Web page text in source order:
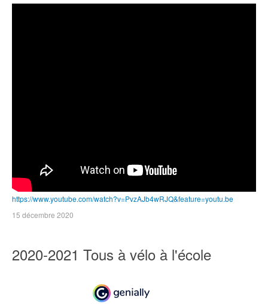
https://www.youtube.com/watch?v=PvzAJb4wRJQ&feature=youtu.be
15 décembre 2020
2020-2021 Tous à vélo à l'école